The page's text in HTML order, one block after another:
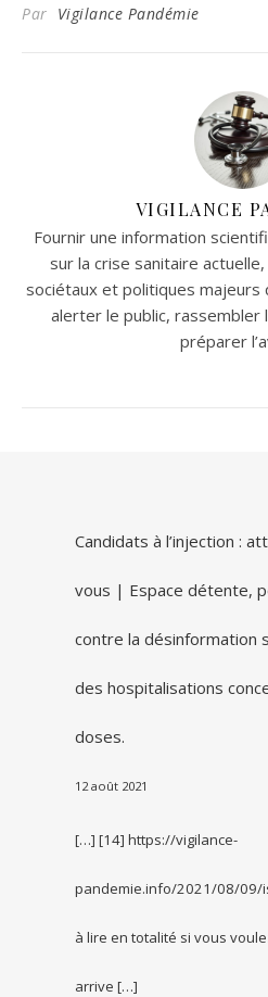
Par Vigilance Pandémie
VIGILANCE
Fournir une information
sur la crise sanitaire
sociétaux et politiques majeurs
alerter le public,
préparer
Candidats à l’injection :
vous | Espace détente,
contre la désinformation
des hospitalisations
doses.
12 août 2021
[…] [14] https://vigilance-
pandemie.info/2021/08/09/
à lire en totalité si vous
arrive […]